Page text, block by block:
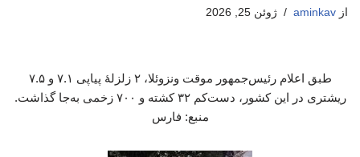
از aminkav ژوئن 25, 2026
طبق اعلام رئیس‌جمهور موقت ونزوئلا، ۲ زلزلهٔ پیاپی ۷.۱ و ۷.۵
ریشتری در این کشور، دست‌کم ۳۲ کشته و ۷۰۰ زخمی به‌جا گذاشت.
منبع: فارس